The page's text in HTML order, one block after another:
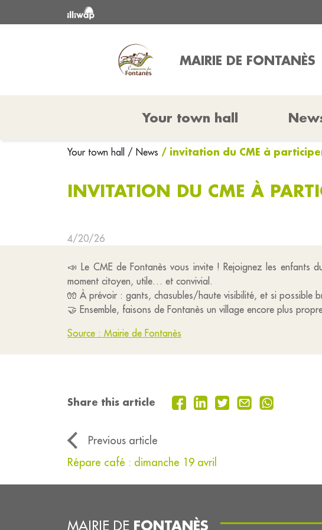
MAIRIE DE FONTANÈS
Your town hall
Your town hall / News / invitation du CME à
INVITATION DU CME À
4/20/26
📣 Le CME de Fontanès vous invite ! Rejoignez les enfants
moment citoyen, utile… et convivial.
🧤 À prévoir : gants, chasubles/haute visibilité, et si possible
🤝 Ensemble, faisons de Fontanès un village encore plus
Source : Mairie de Fontanès
Share this article
Previous article
Répare café : dimanche 19 avril
MAIRIE DE FONTANÈS